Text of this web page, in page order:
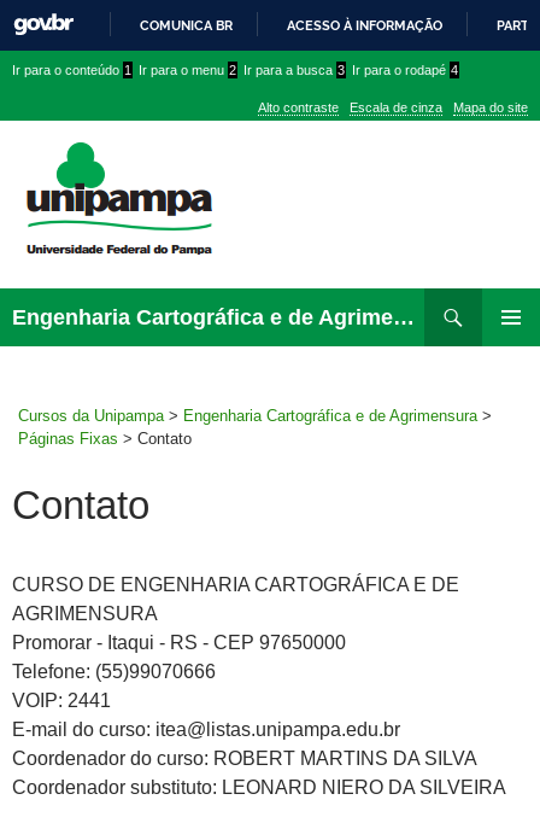
PARA
CONTEÚDO
COMUNICA BR ACESSO À INFORMAÇÃO
conteúdo
menu
superior
menu
Ir para o conteúdo 1 Ir para o menu 2 Ir para a busca 3 Ir para o rodapé 4
Alto contraste Escala de cinza Mapa do site
Engenharia Cartográfica e de Agrimensura
para
Cursos da Unipampa > Engenharia Cartográfica e de Agrimensura >
Páginas Fixas > Contato
Contato
CURSO DE ENGENHARIA CARTOGRÁFICA E DE
AGRIMENSURA
Promorar - Itaqui - RS - CEP 97650000
Telefone: (55)99070666
VOIP: 2441
E-mail do curso: itea@listas.unipampa.edu.br
Coordenador do curso: ROBERT MARTINS DA SILVA
Coordenador substituto: LEONARD NIERO DA SILVEIRA